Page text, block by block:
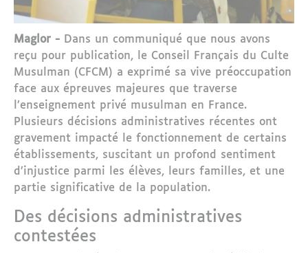
Maglor - Dans un communiqué que nous avons
reçu pour publication, le Conseil Français du Culte
Musulman (CFCM) a exprimé sa vive préoccupation
face aux épreuves majeures que traverse
l’enseignement privé musulman en France.
Plusieurs décisions administratives récentes ont
gravement impacté le fonctionnement de certains
établissements, suscitant un profond sentiment
d’injustice parmi les élèves, leurs familles, et une
partie significative de la population.
Des décisions administratives
contestées